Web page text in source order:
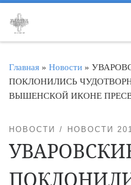
Перейти к содержимому
Главная » Новости »
ПОКЛОНИЛИСЬ
ВЫШЕНСКОЙ ИКОНЕ
НОВОСТИ НОВОСТИ